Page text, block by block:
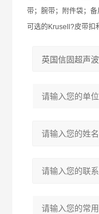
带；腕带；附件袋；
可选的 Krusell?皮带扣